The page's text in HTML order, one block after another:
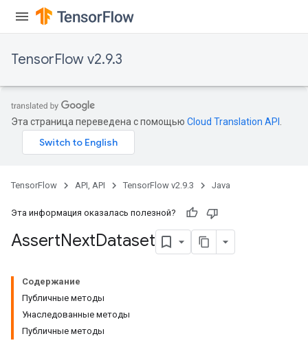
TensorFlow v2.9.3
Эта страница переведена с помощью Cloud Translation API
TensorFlow API, API TensorFlow v2.9.3 Java
Эта информация оказалась полезной?
AssertNextDataset
Содержание
Публичные методы
Унаследованные методы
Публичные методы